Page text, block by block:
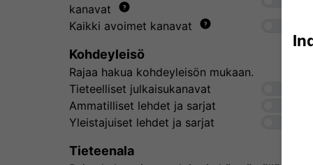
kanavat
Kaikki avoimet kanavat
Kohdeyleisö
Rajaa hakua kohdeyleisön mukaan.
Tieteelliset julkaisukanavat
Ammatilliset lehdet ja sarjat
Yleistajuiset lehdet ja sarjat
Tieteenala